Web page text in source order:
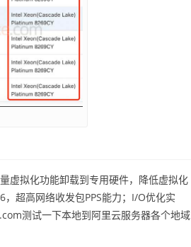
虚拟化功能卸载到专用硬件，降低虚拟化
超高网络收发包PPS能力；I/O优化实
测试一下本地到阿里云服务器各个地域